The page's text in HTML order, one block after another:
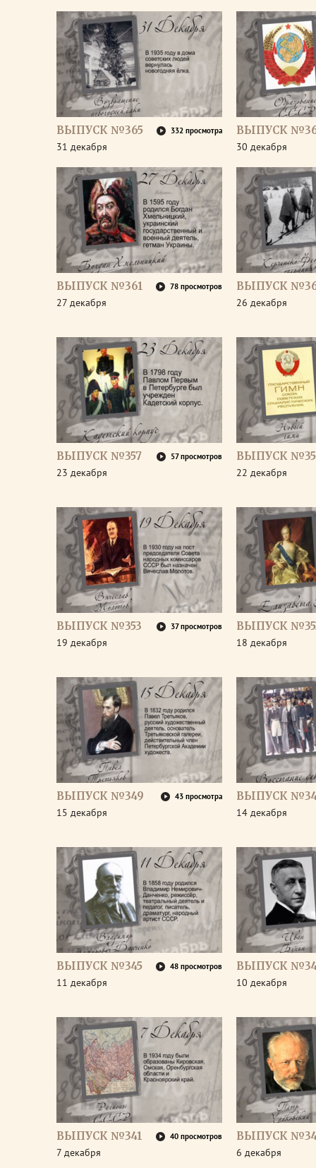
ВЫПУСК №365 332 просмотра
31 декабря
ВЫПУСК
30 декабря
ВЫПУСК №361 78 просмотров
27 декабря
ВЫПУСК
26 декабря
ВЫПУСК №357 57 просмотров
23 декабря
ВЫПУСК
22 декабря
ВЫПУСК №353 37 просмотров
19 декабря
ВЫПУСК
18 декабря
ВЫПУСК №349 43 просмотра
15 декабря
ВЫПУСК
14 декабря
ВЫПУСК №345 48 просмотров
11 декабря
ВЫПУСК
10 декабря
ВЫПУСК №341 40 просмотров
7 декабря
ВЫПУСК
6 декабря